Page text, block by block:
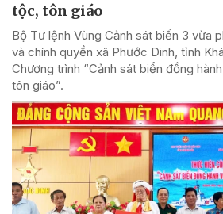
tộc, tôn giáo
Bộ Tư lệnh Vùng Cảnh sát biển 3 vừa
và chính quyền xã Phước Dinh, tỉnh
Chương trình “Cảnh sát biển đồng
tôn giáo”.